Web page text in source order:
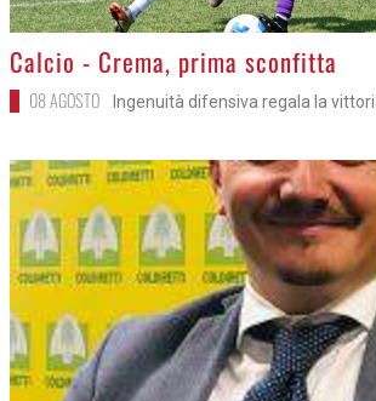
>
Calcio - Crema, prima sconfitta
08 AGOSTO Ingenuità difensiva regala la